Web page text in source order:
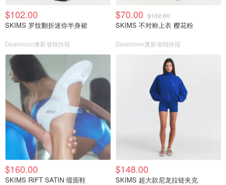
$102.00
SKIMS 罗纹翻折迷你半身裙
Dealmoon澳新省钱快报
$70.00 $102.00
SKIMS 不对称上衣 樱花粉
Dealmoon澳新省钱快报
$160.00
SKIMS RIFT SATIN 缎面鞋
$148.00
SKIMS 超大款尼龙拉链夹克